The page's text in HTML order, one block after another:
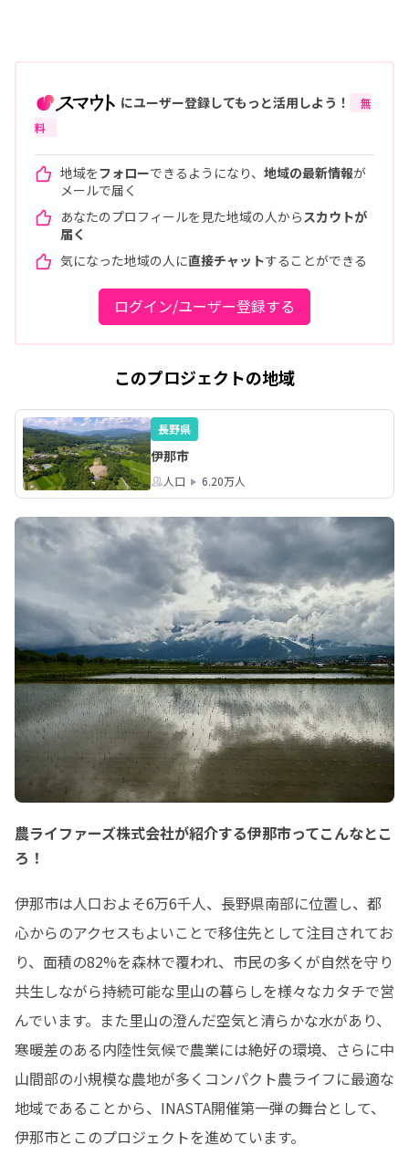
にユーザー登録してもっと活用しよう！
無
料
地域をフォローできるようになり、 地域の最新情報が
メールで届く
あなたのプロフィールを見た地域の人から スカウトが
届く
気になった地域の人に直接チャットすることができる
ログイン/ユーザー登録する
このプロジェクトの地域
長野県
伊那市
人口 6.20万人
農ライファーズ株式会社が紹介する伊那市ってこんなとこ
ろ！
伊那市は人口およそ6万6千人、長野県南部に位置し、都
心からのアクセスもよいことで移住先として注目されてお
り、面積の82%を森林で覆われ、市民の多くが自然を守り
共生しながら持続可能な里山の暮らしを様々なカタチで営
んでいます。また里山の澄んだ空気と清らかな水があり、
寒暖差のある内陸性気候で農業には絶好の環境、さらに中
山間部の小規模な農地が多くコンパクト農ライフに最適な
地域であることから、INASTA開催第一弾の舞台として、
伊那市とこのプロジェクトを進めています。